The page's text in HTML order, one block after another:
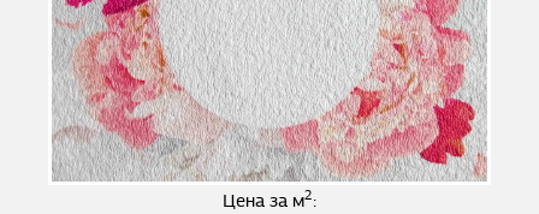
Цена за м2: